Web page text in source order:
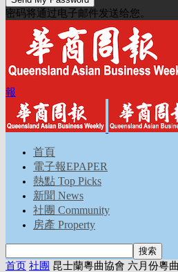
密码将通过电子邮件发送给您。
報
首頁
電子報EPAPER
熱點 Top Picks
新聞 News
社團 Community
房產 Property
首页 社團 昆士蘭粵曲協會 六月份粵